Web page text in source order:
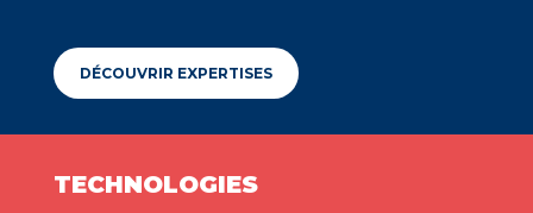
DÉCOUVRIR EXPERTISES
TECHNOLOGIES